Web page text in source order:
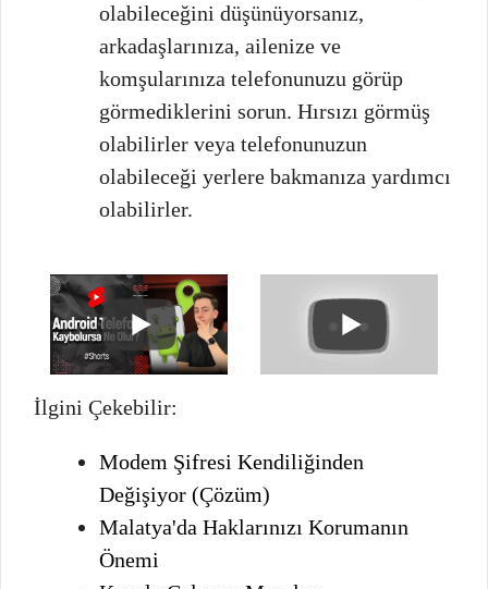
olabileceğini düşünüyorsanız,
arkadaşlarınıza, ailenize ve
komşularınıza telefonunuzu görüp
görmediklerini sorun. Hırsızı görmüş
olabilirler veya telefonunuzun
olabileceği yerlere bakmanıza yardımcı
olabilirler.
İlgini Çekebilir:
Modem Şifresi Kendiliğinden
Değişiyor (Çözüm)
Malatya'da Haklarınızı Korumanın
Önemi